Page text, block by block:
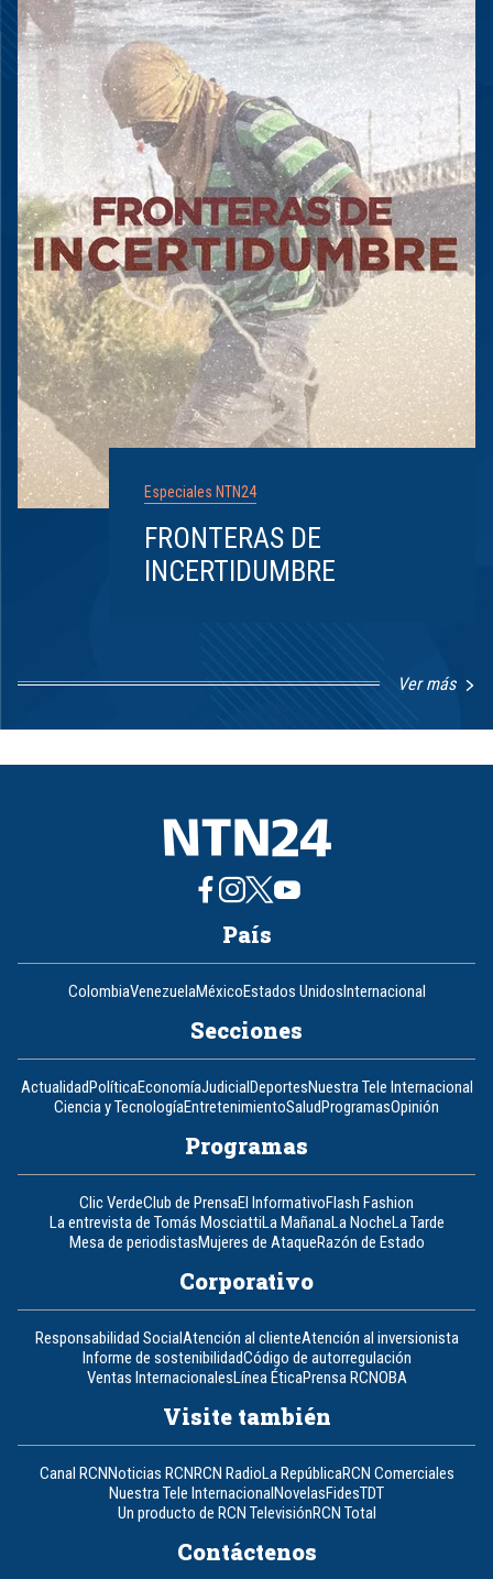
Especiales NTN24
FRONTERAS DE
INCERTIDUMBRE
Ver más
8
País
ColombiaVenezuelaMéxicoEstados UnidosInternacional
Secciones
ActualidadPolíticaEconomíaJudicialDeportesNuestra Tele Internacional
Ciencia y TecnologíaEntretenimientoSaludProgramasOpinión
Programas
Clic VerdeClub de PrensaEl InformativoFlash Fashion
La entrevista de Tomás MosciattiLa MañanaLa NocheLa Tarde
Mesa de periodistasMujeres de AtaqueRazón de Estado
Corporativo
Responsabilidad SocialAtención al clienteAtención al inversionista
Informe de sostenibilidadCódigo de autorregulación
Ventas InternacionalesLínea ÉticaPrensa RCNOBA
Visite también
Canal RCNNoticias RCNRCN RadioLa RepúblicaRCN Comerciales
Nuestra Tele InternacionalNovelasFidesTDT
Un producto de RCN TelevisiónRCN Total
Contáctenos